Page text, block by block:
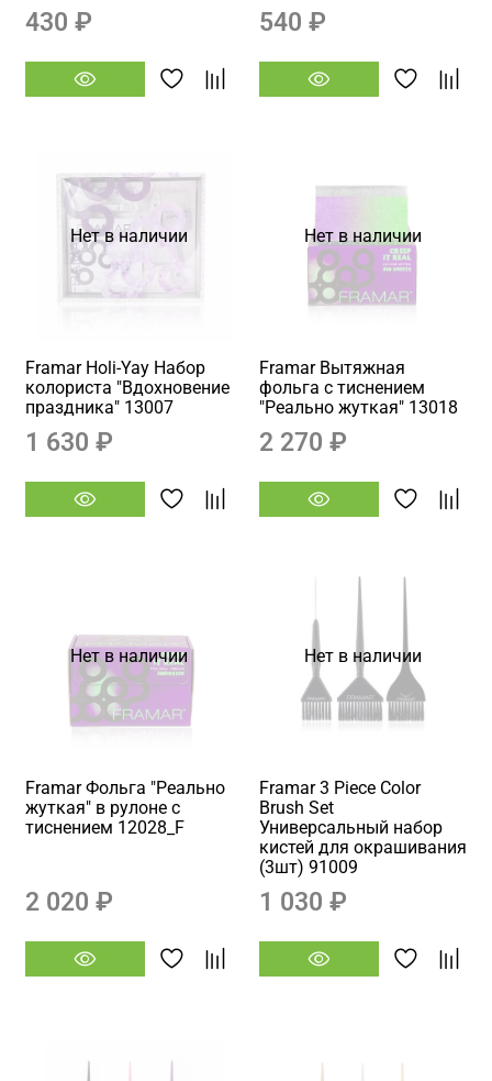
430 ₽ 540 ₽
Нет в наличии
Framar Holi-Yay Набор
колориста "Вдохновение
праздника" 13007
1 630 ₽
Нет в наличии
Framar Вытяжная
фольга с тиснением
"Реально жуткая" 13018
2 270 ₽
Нет в наличии
Framar Фольга "Реально
жуткая" в рулоне с
тиснением 12028_F
2 020 ₽
Нет в наличии
Framar 3 Piece Color
Brush Set
Универсальный набор
кистей для окрашивания
(3шт) 91009
1 030 ₽